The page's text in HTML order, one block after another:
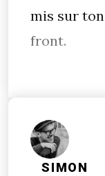
mis sur ton
front.
SIMON